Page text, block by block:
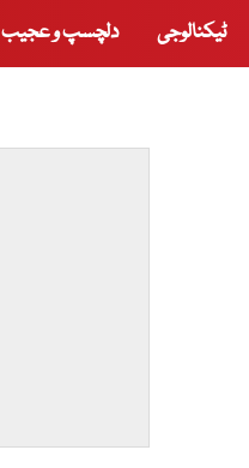
ٹیکنالوجی دلچسپ و عجیب